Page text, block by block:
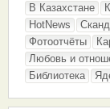
В Казахстане
HotNews
Фотоотчёты
Любовь и
Библиотека